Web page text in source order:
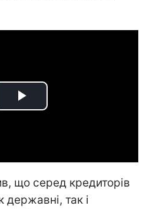
Play
що серед кредиторів
державні, так і